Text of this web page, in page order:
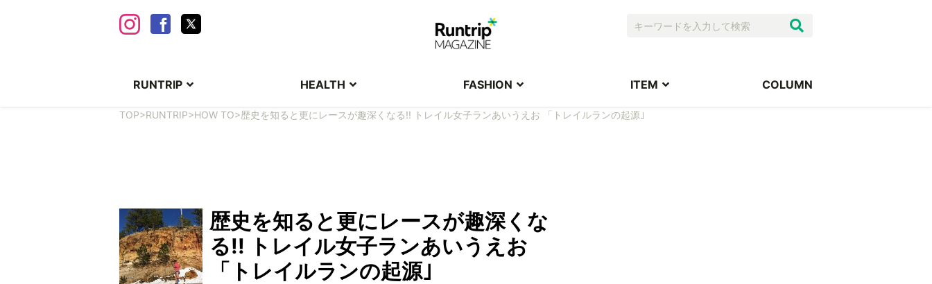
RUNTRIP HEALTH FASHION ITEM COLUMN
TOP>RUNTRIP>HOW TO>歴史を知ると更にレースが趣深くなる!! トレイル女子ランあいうえお 「トレイルランの起源｣
歴史を知ると更にレースが趣深くな
る!! トレイル女子ランあいうえお
「トレイルランの起源｣